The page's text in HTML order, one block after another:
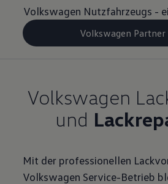
Volkswagen Nutzfahrzeugs -
Volkswagen
Volkswagen
und Lack
Mit der professionellen
Volkswagen Service-Betrieb